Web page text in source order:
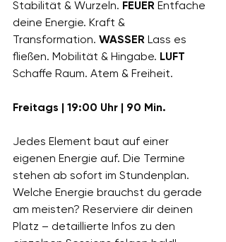
Stabilität & Wurzeln. FEUER Entfache
deine Energie. Kraft &
Transformation. WASSER Lass es
fließen. Mobilität & Hingabe. LUFT
Schaffe Raum. Atem & Freiheit.
Freitags | 19:00 Uhr | 90 Min.
Jedes Element baut auf einer
eigenen Energie auf. Die Termine
stehen ab sofort im Stundenplan.
Welche Energie brauchst du gerade
am meisten? Reserviere dir deinen
Platz – detaillierte Infos zu den